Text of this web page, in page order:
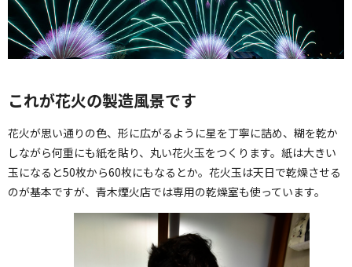
これが花火の製造風景です
花火が思い通りの色、形に広がるように星を丁寧に詰め、糊を乾か
しながら何重にも紙を貼り、丸い花火玉をつくります。紙は大きい
玉になると50枚から60枚にもなるとか。花火玉は天日で乾燥させる
のが基本ですが、青木煙火店では専用の乾燥室も使っています。